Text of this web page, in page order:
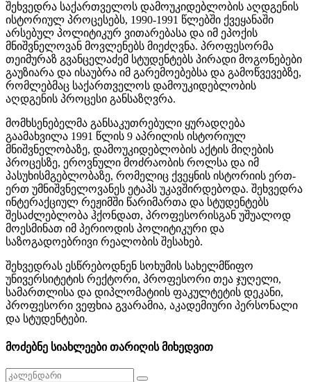
შეხვედრა საქართველოს დამოუკიდებლობის აღდგენის
ისტორიულ პროცესებს, 1990-1991 წლებში ქვეყანაში
არსებულ პოლიტიკურ ვითარებასა და იმ ეპოქის
მნიშვნელოვან მოვლენებს მიეძღვნა. პროფესორმა
თეიმურაზ გვანცელაძემ სტუდენტებს პირადი მოგონებები
გაუზიარა და ისაუბრა იმ გარემოებებსა და გამოწვევებზე,
რომლებმაც საქართველოს დამოუკიდებლობის
აღდგენის პროცესი განსაზღვრა.
მომხსენებელმა განსაკუთრებული ყურადღება
გაამახვილა 1991 წლის 9 აპრილის ისტორიულ
მნიშვნელობაზე, დამოუკიდებლობის აქტის მიღების
პროცესზე, ეროვნული მოძრაობის როლსა და იმ
პასუხისმგებლობაზე, რომელიც ქვეყნის ისტორიის ერთ-
ერთ უმნიშვნელოვანეს ეტაპს უკავშირდებოდა. შეხვედრა
ინტერაქციულ რეჟიმში წარიმართა და სტუდენტებს
შესაძლებლობა ჰქონდათ, პროფესორისგან უშუალოდ
მოესმინათ იმ პერიოდის პოლიტიკური და
საზოგადოებრივი რეალობის შესახებ.
შეხვედრას ესწრებოდნენ სოხუმის სახელმწიფო
უნივერსიტეტის რექტორი, პროფესორი თეა ჯუღელი,
სამართლისა და დიპლომატიის ფაკულტეტის დეკანი,
პროფესორი ვეფხია გვარამია, აკადემიური პერსონალი
და სტუდენტები.
მოძებნე სიახლეები თარიღის მიხედვით